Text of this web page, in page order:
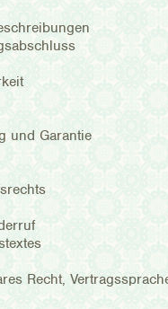
und Garantie
Recht,